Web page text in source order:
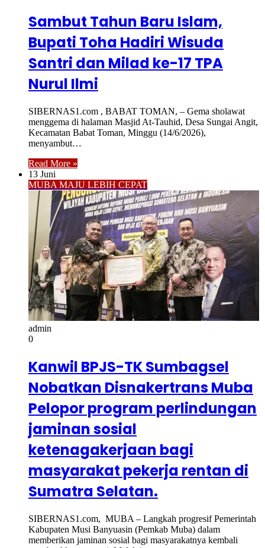
Sambut Tahun Baru Islam,
Bupati Toha Hadiri Wisuda
Santri dan Milad ke-17 TPA
Nurul Ilmi
SIBERNAS1.com , BABAT TOMAN, – Gema sholawat
menggema di halaman Masjid At-Tauhid, Desa Sungai Angit,
Kecamatan Babat Toman, Minggu (14/6/2026),
menyambut…
Read More »
13 Juni
MUBA MAJU LEBIH CEPAT
admin
0
Kanwil BPJS-TK Sumbagsel
Nobatkan Disnakertrans Muba
Pelopor program perlindungan
jaminan sosial
ketenagakerjaan bagi
masyarakat pekerja rentan di
Sumatra Selatan.
SIBERNAS1.com, MUBA – Langkah progresif Pemerintah
Kabupaten Musi Banyuasin (Pemkab Muba) dalam
memberikan jaminan sosial bagi masyarakatnya kembali